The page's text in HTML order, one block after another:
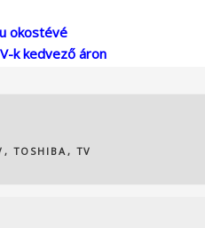
okostévé
k kedvező áron
, TOSHIBA , TV